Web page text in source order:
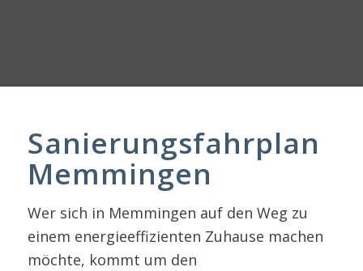
Sanierungsfahrplan
Memmingen
Wer sich in Memmingen auf den Weg zu
einem energieeffizienten Zuhause machen
möchte, kommt um den